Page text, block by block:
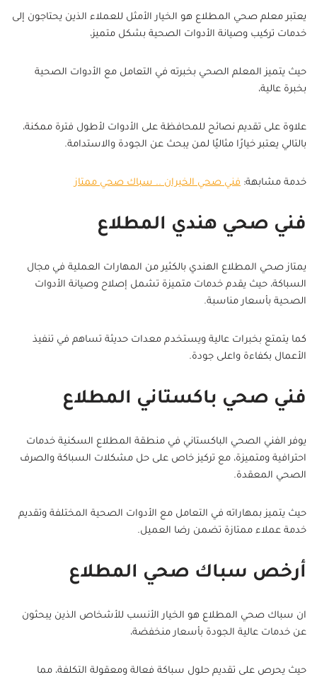
يعتبر معلم صحي المطلاع هو الخيار الأمثل للعملاء الذين يحتاجون إلى
خدمات تركيب وصيانة الأدوات الصحية بشكل متميز،
حيث يتميز المعلم الصحي بخبرته في التعامل مع الأدوات الصحية
بخبرة عالية،
علاوة على تقديم نصائح للمحافظة على الأدوات لأطول فترة ممكنة،
بالتالي يعتبر خيارًا مثاليًا لمن يبحث عن الجودة والاستدامة.
خدمة مشابهة: فني صحي الخيران .. سباك صحي ممتاز
فني صحي هندي المطلاع
يمتاز صحي المطلاع الهندي بالكثير من المهارات العملية في مجال
السباكة، حيث يقدم خدمات متميزة تشمل إصلاح وصيانة الأدوات
الصحية بأسعار مناسبة.
كما يتمتع بخبرات عالية ويستخدم معدات حديثة تساهم في تنفيذ
الأعمال بكفاءة واعلى جودة.
فني صحي باكستاني المطلاع
يوفر الفني الصحي الباكستاني في منطقة المطلاع السكنية خدمات
احترافية ومتميزة، مع تركيز خاص على حل مشكلات السباكة والصرف
الصحي المعقدة.
حيث يتميز بمهاراته في التعامل مع الأدوات الصحية المختلفة وتقديم
خدمة عملاء ممتازة تضمن رضا العميل.
أرخص سباك صحي المطلاع
ان سباك صحي المطلاع هو الخيار الأنسب للأشخاص الذين يبحثون
عن خدمات عالية الجودة بأسعار منخفضة،
حيث يحرص على تقديم حلول سباكة فعالة ومعقولة التكلفة، مما